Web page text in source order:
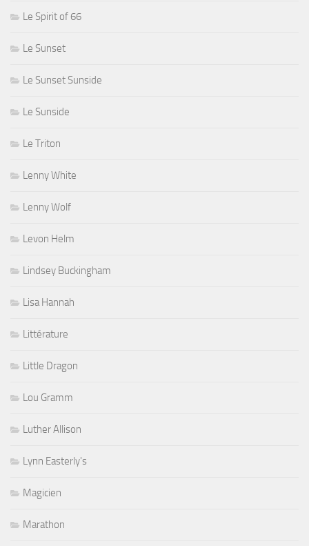
Le Spirit of 66
Le Sunset
Le Sunset Sunside
Le Sunside
Le Triton
Lenny White
Lenny Wolf
Levon Helm
Lindsey Buckingham
Lisa Hannah
Littérature
Little Dragon
Lou Gramm
Luther Allison
Lynn Easterly's
Magicien
Marathon